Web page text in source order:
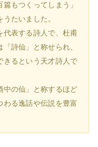
もつくってしまう」
たいました。
代表する詩人で、杜甫
詩仙」と称せられ、
きるという天才詩人で
中の仙」と称するほど
る逸話や伝説を豊富